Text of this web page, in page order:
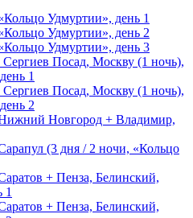
Удмуртии», день 1
Удмуртии», день 2
Удмуртии», день 3
Сергиев Посад, Москву (1 ночь),
1
Сергиев Посад, Москву (1 ночь),
2
Новгород + Владимир,
(3 дня / 2 ночи, «Кольцо
+ Пенза, Белинский,
1
+ Пенза, Белинский,